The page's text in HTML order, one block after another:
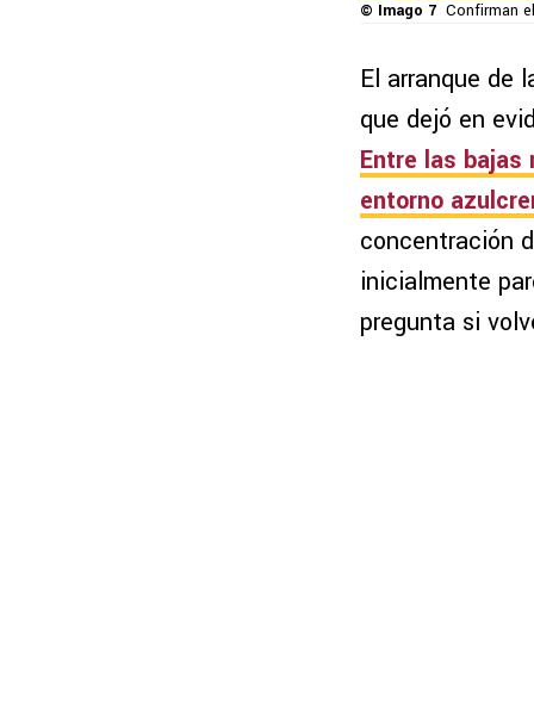
© Imago 7 Confirman
El arranque de
que dejó en
Entre las bajas
entorno
concentración
inicialmente
pregunta si